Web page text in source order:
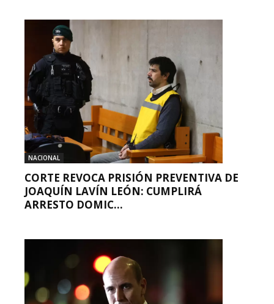
NACIONAL
CORTE REVOCA PRISIÓN PREVENTIVA DE
JOAQUÍN LAVÍN LEÓN: CUMPLIRÁ
ARRESTO DOMIC...